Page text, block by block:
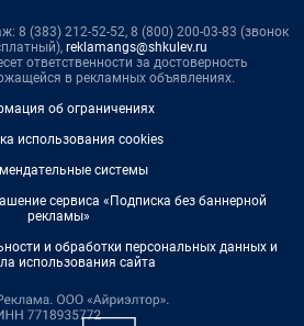
8 (383) 212-52-52, 8 (800) 200-03-83 (звонок
reklamangs@shkulev.ru
ответственности за достоверность
в рекламных объявлениях.
об ограничениях
использования cookies
системы
сервиса «Подписка без баннерной
рекламы»
и обработки персональных данных и
использования сайта